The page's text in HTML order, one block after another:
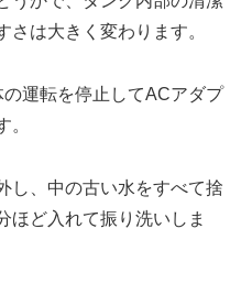
さは大きく変わります。
運転を停止してACアダプ
。
し、中の古い水をすべて捨
ほど入れて振り洗いしま